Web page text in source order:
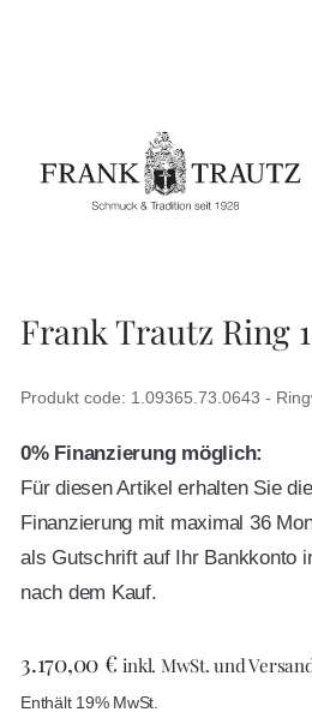
Frank Trautz Ring
Produkt code: 1.09365.73.0643 -
0% Finanzierung möglich:
Für diesen Artikel erhalten Sie
Finanzierung mit maximal 36
als Gutschrift auf Ihr Bankkonto
nach dem Kauf.
3.170,00€ inkl. MwSt. und
Enthält 19% MwSt.